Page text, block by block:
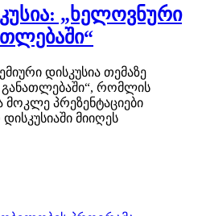
„ხელოვნური
დისკუსია თემაზე
რომლის
პრეზენტაციები
მიიღეს